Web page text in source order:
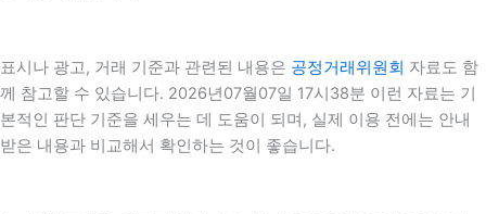
표시나 광고, 거래 기준과 관련된 내용은 공정거래위원회 자료도 함
께 참고할 수 있습니다. 2026년07월07일 17시38분 이런 자료는 기
본적인 판단 기준을 세우는 데 도움이 되며, 실제 이용 전에는 안내
받은 내용과 비교해서 확인하는 것이 좋습니다.